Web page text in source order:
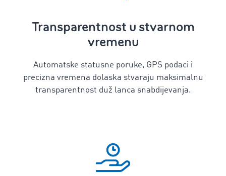
Transparentnost u stvarnom
vremenu
Automatske statusne poruke, GPS podaci i
precizna vremena dolaska stvaraju maksimalnu
transparentnost duž lanca snabdijevanja.